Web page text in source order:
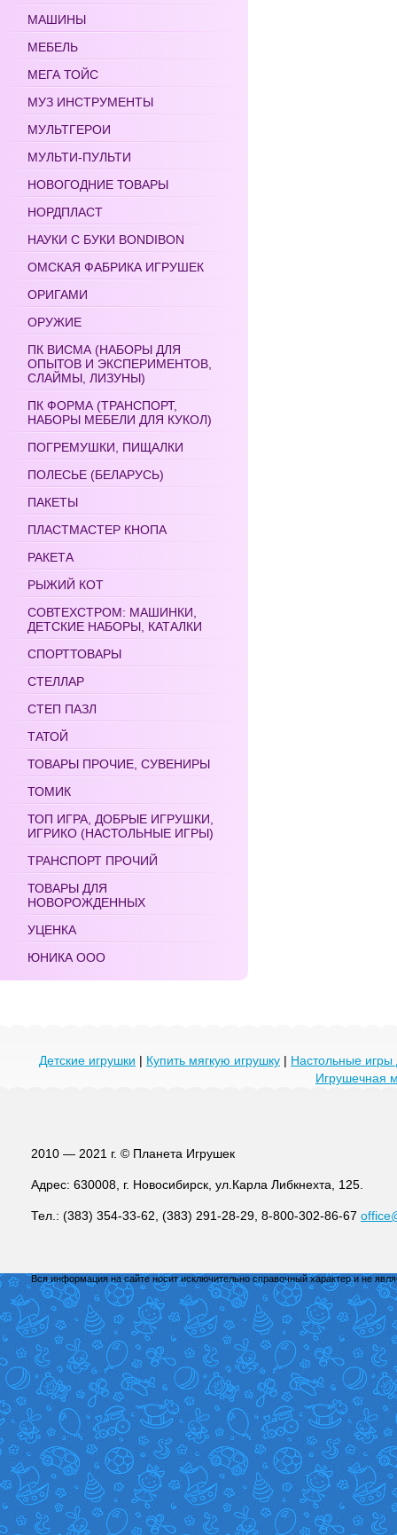
МАШИНЫ
МЕБЕЛЬ
МЕГА ТОЙС
МУЗ ИНСТРУМЕНТЫ
МУЛЬТГЕРОИ
МУЛЬТИ-ПУЛЬТИ
НОВОГОДНИЕ ТОВАРЫ
НОРДПЛАСТ
НАУКИ С БУКИ BONDIBON
ОМСКАЯ ФАБРИКА ИГРУШЕК
ОРИГАМИ
ОРУЖИЕ
ПК ВИСМА (НАБОРЫ ДЛЯ
ОПЫТОВ И ЭКСПЕРИМЕНТОВ,
СЛАЙМЫ, ЛИЗУНЫ)
ПК ФОРМА (ТРАНСПОРТ,
НАБОРЫ МЕБЕЛИ ДЛЯ КУКОЛ)
ПОГРЕМУШКИ, ПИЩАЛКИ
ПОЛЕСЬЕ (БЕЛАРУСЬ)
ПАКЕТЫ
ПЛАСТМАСТЕР КНОПА
РАКЕТА
РЫЖИЙ КОТ
СОВТЕХСТРОМ: МАШИНКИ,
ДЕТСКИЕ НАБОРЫ, КАТАЛКИ
СПОРТТОВАРЫ
СТЕЛЛАР
СТЕП ПАЗЛ
ТАТОЙ
ТОВАРЫ ПРОЧИЕ, СУВЕНИРЫ
ТОМИК
ТОП ИГРА, ДОБРЫЕ ИГРУШКИ,
ИГРИКО (НАСТОЛЬНЫЕ ИГРЫ)
ТРАНСПОРТ ПРОЧИЙ
ТОВАРЫ ДЛЯ
НОВОРОЖДЕННЫХ
УЦЕНКА
ЮНИКА ООО
Детские игрушки | Купить мягкую игрушку | Настольные игры
Игрушечная
2010 — 2021 г. © Планета Игрушек
Адрес: 630008, г. Новосибирск, ул.Карла Либкнехта, 125.
Тел.: (383) 354-33-62, (383) 291-28-29, 8-800-302-86-67
Вся информация на сайте носит исключительно справочный характер и не